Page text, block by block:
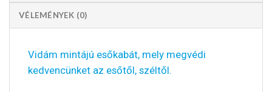
VÉLEMÉNYEK (0)
Vidám mintájú esőkabát, mely megvédi
kedvencünket az esőtől, széltől.